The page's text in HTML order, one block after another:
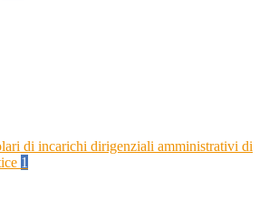
di incarichi dirigenziali amministrativi di
1